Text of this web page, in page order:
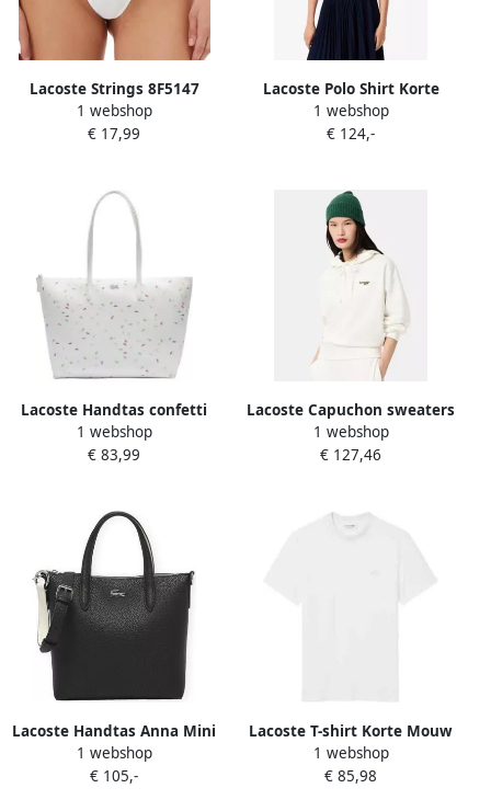
Lacoste Strings 8F5147
1 webshop
€ 17,99
Lacoste Polo Shirt Korte
Mouw PF1123
1 webshop
€ 124,-
Lacoste Handtas confetti
1 webshop
€ 83,99
Lacoste Capuchon sweaters
SF7607
1 webshop
€ 127,46
Lacoste Handtas Anna Mini
Bag Noir Farine
1 webshop
€ 105,-
Lacoste T-shirt Korte Mouw
TH5060-001
1 webshop
€ 85,98